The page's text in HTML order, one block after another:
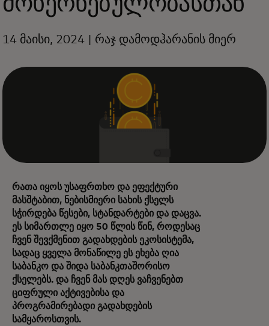
14 მაისი, 2024 | რაჯ დამოდჰარანის მიერ
რათა იყოს უსაფრთხო და ეფექტური
მასშტაბით, ნებისმიერი სახის ქსელს
სჭირდება წესები, სტანდარტები და დაცვა.
ეს სიმართლე იყო 50 წლის წინ, როდესაც
ჩვენ შევქმენით გადახდების ეკოსისტემა,
სადაც ყველა მონაწილე ეს ეხება ღია
საბანკო და შიდა საბანკთაშორისო
ქსელებს. და ჩვენ მას დღეს ვაჩვენებთ
ციფრული აქტივებისა და
პროგრამირებადი გადახდების
სამყაროსთვის.